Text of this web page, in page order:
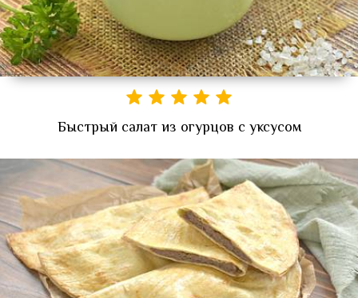
Быстрый салат из огурцов с уксусом